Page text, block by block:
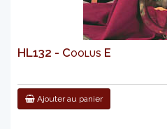
HL132 - Coolus E
Ajouter au panier